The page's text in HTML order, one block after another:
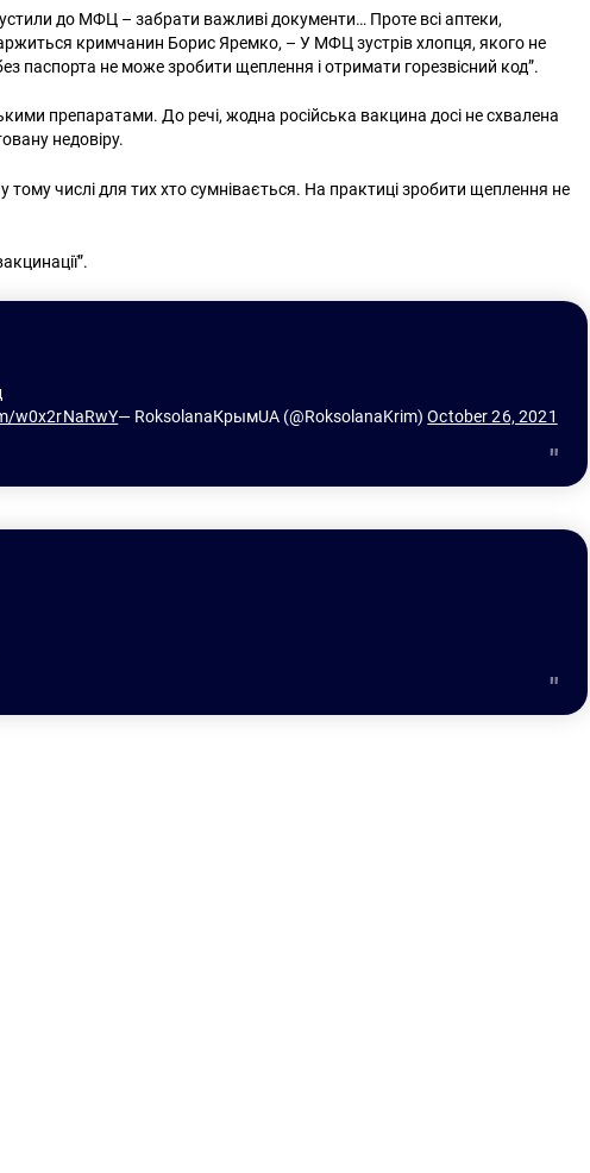
до МФЦ – забрати важливі документи… Проте всі аптеки,
кримчанин Борис Яремко, – У МФЦ зустрів хлопця, якого не
паспорта не може зробити щеплення і отримати горезвісний код”.
препаратами. До речі, жодна російська вакцина досі не схвалена
недовіру.
тому числі для тих хто сумнівається. На практиці зробити щеплення не
w0x2rNaRwY— RoksolanaКрымUA (@RoksolanaKrim) October 26, 2021